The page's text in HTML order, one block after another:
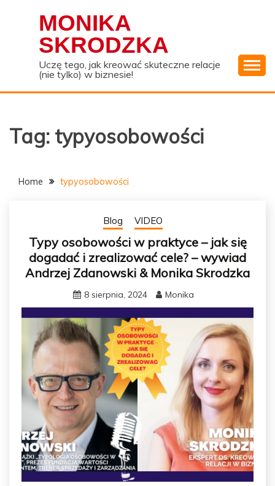
MONIKA
SKRODZKA
Uczę tego, jak kreować skuteczne relacje
(nie tylko) w biznesie!
Tag: typyosobowości
Home typyosobowości
Blog VIDEO
Typy osobowości w praktyce – jak się
dogadać i zrealizować cele? – wywiad
Andrzej Zdanowski & Monika Skrodzka
8 sierpnia, 2024 Monika